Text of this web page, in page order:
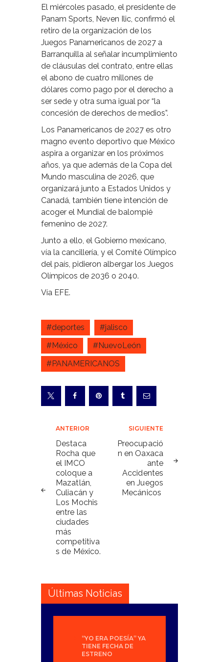
El miércoles pasado, el presidente de
Panam Sports, Neven Ilic, confirmó el
retiro de la organización de los
Juegos Panamericanos de 2027 a
Barranquilla al señalar incumplimiento
de cláusulas del contrato, entre ellas
el abono de cuatro millones de
dólares como pago por el derecho a
ser sede y otra suma igual por “la
concesión de derechos de medios”.
Los Panamericanos de 2027 es otro
magno evento deportivo que México
aspira a organizar en los próximos
años, ya que además de la Copa del
Mundo masculina de 2026, que
organizará junto a Estados Unidos y
Canadá, también tiene intención de
acoger el Mundial de balompié
femenino de 2027.
Junto a ello, el Gobierno mexicano,
vía la cancillería, y el Comité Olímpico
del país, pidieron albergar los Juegos
Olímpicos de 2036 o 2040.
Vía EFE.
#deportes
#jalisco
#México
#NuevoLeón
#PANAMERICANOS
Navegación
de
entradas
ANTERIOR
Destaca
Rocha que
el IMCO
coloque a
Mazatlán,
Culiacán y
Los Mochis
entre las
ciudades
más
competitiva
s de México.
SIGUIENTE
Preocupació
n en Oaxaca
ante
Accidentes
en Juegos
Mecánicos
Últimas Noticias
“YO ERA POESÍA” YA
TIENE FECHA DE
ESTRENO